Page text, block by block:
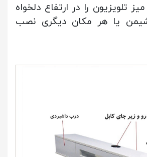
تلویزیون را در ارتفاع دلخواه
یا هر مکان دیگری نصب